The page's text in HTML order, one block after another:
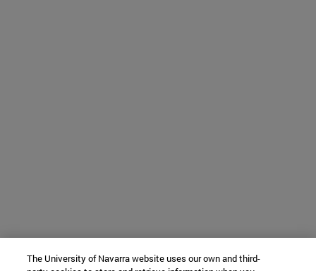
The University of Navarra website uses our own and third-